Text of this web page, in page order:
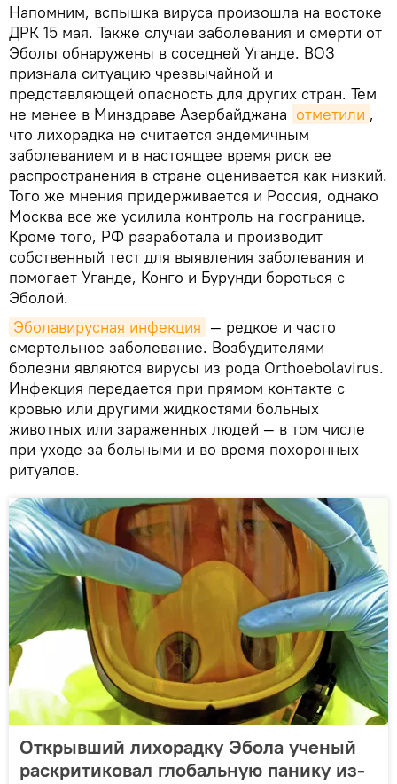
Напомним, вспышка вируса произошла на востоке
ДРК 15 мая. Также случаи заболевания и смерти от
Эболы обнаружены в соседней Уганде. ВОЗ
признала ситуацию чрезвычайной и
представляющей опасность для других стран. Тем
не менее в Минздраве Азербайджана отметили ,
что лихорадка не считается эндемичным
заболеванием и в настоящее время риск ее
распространения в стране оценивается как низкий.
Того же мнения придерживается и Россия, однако
Москва все же усилила контроль на госгранице.
Кроме того, РФ разработала и производит
собственный тест для выявления заболевания и
помогает Уганде, Конго и Бурунди бороться с
Эболой.
Эболавирусная инфекция — редкое и часто
смертельное заболевание. Возбудителями
болезни являются вирусы из рода Orthoebolavirus.
Инфекция передается при прямом контакте с
кровью или другими жидкостями больных
животных или зараженных людей — в том числе
при уходе за больными и во время похоронных
ритуалов.
Открывший лихорадку Эбола ученый
раскритиковал глобальную панику из-